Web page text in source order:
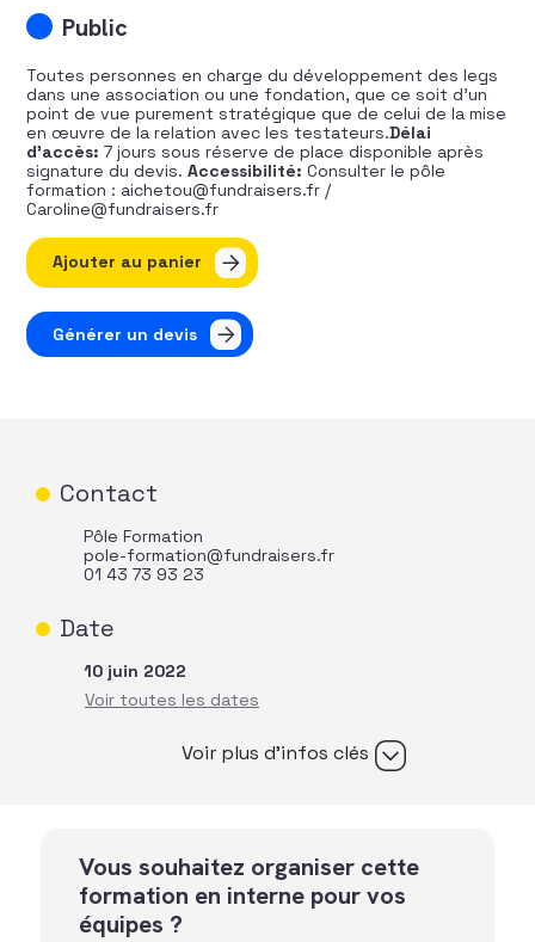
Public
Toutes personnes en charge du développement des legs
dans une association ou une fondation, que ce soit d’un
point de vue purement stratégique que de celui de la mise
en œuvre de la relation avec les testateurs.Délai
d’accès: 7 jours sous réserve de place disponible après
signature du devis.Accessibilité: Consulter le pôle
formation : aichetou@fundraisers.fr /
Caroline@fundraisers.fr
quantité de Initiez et développez votre stratégie legs
Ajouter au panier
Générer un devis
Contact
Pôle Formation
pole-formation@fundraisers.fr
01 43 73 93 23
Date
10 juin 2022
Voir plus d’infos clés
Vous souhaitez organiser cette
formation en interne pour vos
équipes ?